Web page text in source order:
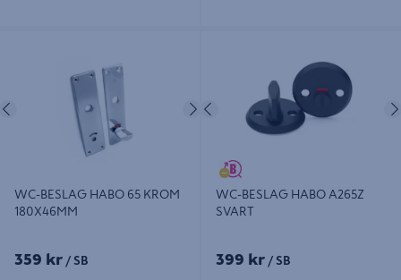
Föregående Nästa
WC-BESLAG HABO 65 KROM
180X46MM
359 kr / SB
Föregående
WC-BESLAG HABO A265Z
SVART
399 kr / SB